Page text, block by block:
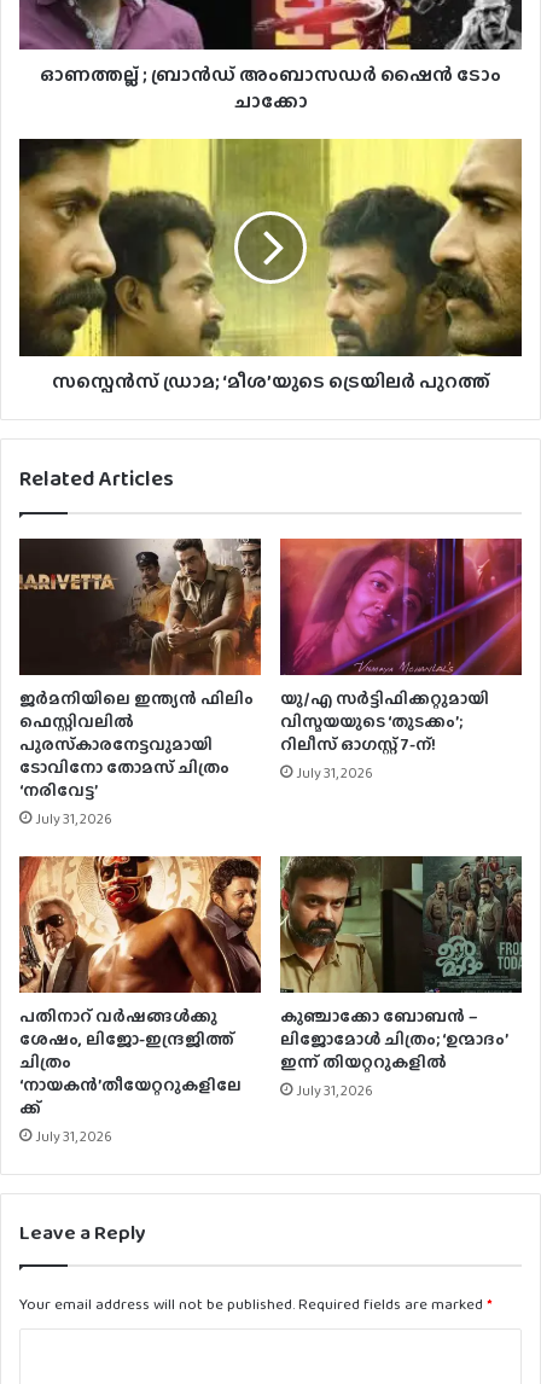
ഓണത്തല്ല് ; ബ്രാൻഡ് അംബാസഡർ ഷൈൻ ടോം
ചാക്കോ
സസ്പെൻസ് ഡ്രാമ; ‘മീശ’യുടെ ട്രെയിലർ പുറത്ത്
Related Articles
ജര്‍മനിയിലെ ഇന്ത്യന്‍ ഫിലിം
ഫെസ്റ്റിവലില്‍
പുരസ്‌കാരനേട്ടവുമായി
ടോവിനോ തോമസ് ചിത്രം
‘നരിവേട്ട’
July 31, 2026
യു/എ സർട്ടിഫിക്കറ്റുമായി
വിസ്മയയുടെ ‘തുടക്കം’;
റിലീസ് ഓഗസ്റ്റ് 7-ന്!
July 31, 2026
പതിനാറ് വര്‍ഷങ്ങള്‍ക്കു
ശേഷം, ലിജോ-ഇന്ദ്രജിത്ത്
ചിത്രം
‘നായകന്‍’തീയേറ്ററുകളിലേ
ക്ക്
July 31, 2026
കുഞ്ചാക്കോ ബോബന്‍ –
ലിജോമോള്‍ ചിത്രം; ‘ഉന്മാദം’
ഇന്ന് തിയറ്ററുകളില്‍
July 31, 2026
Leave a Reply
Your email address will not be published.Required fields are marked *